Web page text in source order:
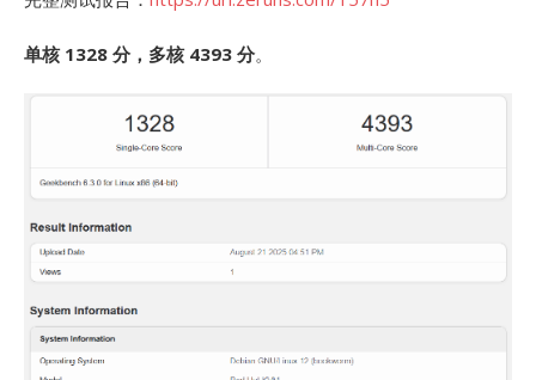
单核 1328 分，多核 4393 分。